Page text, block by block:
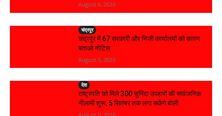
August 6, 2026
चंद्रपूर
चंद्रपुर में 67 सरकारी और निजी कार्यालयों को कारण
बताओ नोटिस
August 5, 2026
देश
राष्ट्रपति को मिले 300 चुनिंदा उपहारों की सार्वजनिक
नीलामी शुरू, 5 सितंबर तक लगा सकेंगे बोली